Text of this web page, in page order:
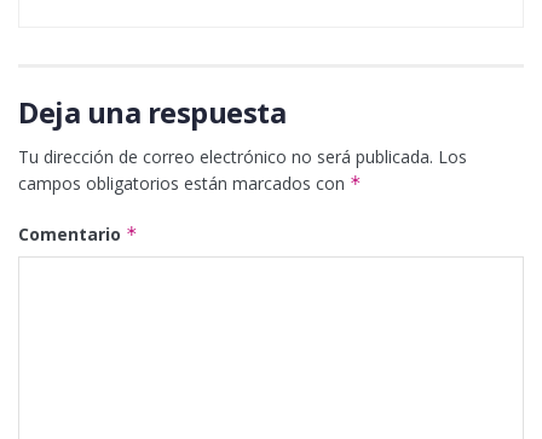
Deja una respuesta
Tu dirección de correo electrónico no será publicada. Los
campos obligatorios están marcados con *
Comentario *